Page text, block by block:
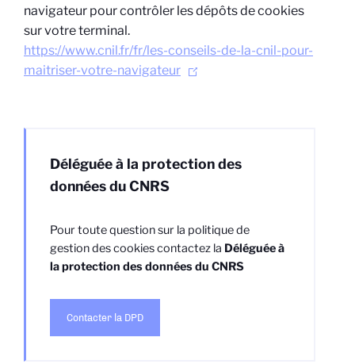
navigateur pour contrôler les dépôts de cookies
sur votre terminal.
https://www.cnil.fr/fr/les-conseils-de-la-cnil-pour-
maitriser-votre-navigateur
Déléguée à la protection des
données du CNRS
Pour toute question sur la politique de
gestion des cookies contactez la Déléguée à
la protection des données du CNRS
Contacter la DPD